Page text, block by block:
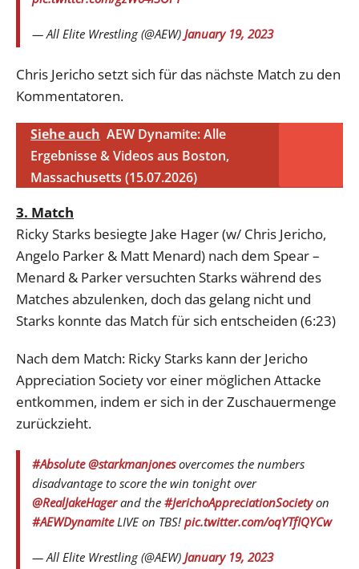
— All Elite Wrestling (@AEW) January 19, 2023
Chris Jericho setzt sich für das nächste Match zu den
Kommentatoren.
Siehe auch AEW Dynamite: Alle
Ergebnisse & Videos aus Boston,
Massachusetts (15.07.2026)
3. Match
Ricky Starks besiegte Jake Hager (w/ Chris Jericho,
Angelo Parker & Matt Menard) nach dem Spear –
Menard & Parker versuchten Starks während des
Matches abzulenken, doch das gelang nicht und
Starks konnte das Match für sich entscheiden (6:23)
Nach dem Match: Ricky Starks kann der Jericho
Appreciation Society vor einer möglichen Attacke
entkommen, indem er sich in der Zuschauermenge
zurückzieht.
#Absolute @starkmanjonesovercomes the numbers
disadvantage to score the win tonight over
@RealJakeHagerand the #JerichoAppreciationSocietyon
#AEWDynamiteLIVE on TBS! pic.twitter.com/oqYTfIQYCw
— All Elite Wrestling (@AEW) January 19, 2023